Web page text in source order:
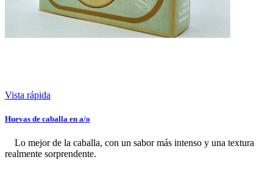
Vista rápida
Huevas de caballa en a/o
Lo mejor de la caballa, con un sabor más intenso y una textura
realmente sorprendente.